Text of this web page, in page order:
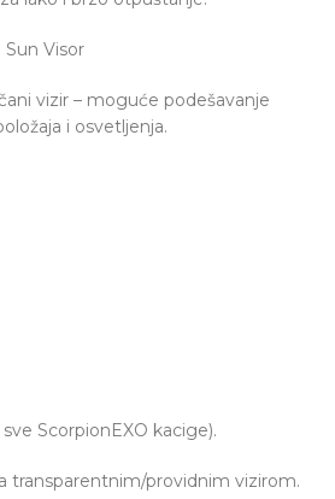
Visor
vizir – moguće podešavanje
i osvetljenja.
ScorpionEXO kacige).
transparentnim/providnim vizirom.